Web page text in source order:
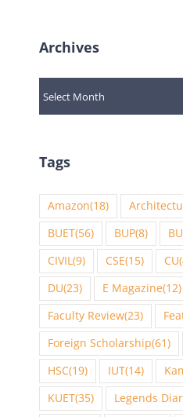
Archives
Archives
Tags
Amazon(18)
BUET(56) BUP(8)
CIVIL(9) CSE(15) CU
DU(23) E Magazine(12)
Faculty Review(23)
Foreign Scholarship(61)
HSC(19) IUT(14)
KUET(35) Legends